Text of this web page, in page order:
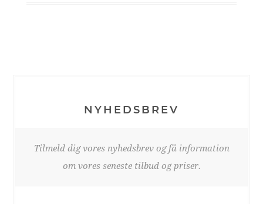
NYHEDSBREV
Tilmeld dig vores nyhedsbrev og få information
om vores seneste tilbud og priser.